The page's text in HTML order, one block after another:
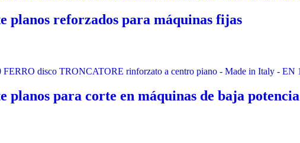
planos reforzados para máquinas fijas
planos para corte en máquinas de baja potencia